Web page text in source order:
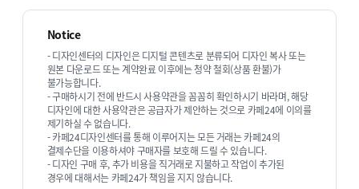
더해줍니다. 마치 살아 있는 듯한 움직임이 디자인에
특별한 포인트가 되어주죠.
변경도 가능하니,쇼핑몰에 개성을 담아보세요.
깔끔한 디자인
Notice
- 디자인센터의 디자인은 디지털 콘텐츠로 분류되어 디자인 복사 또는
원본 다운로드 또는 계약완료 이후에는 청약 철회(상품 환불)가
불가능합니다.
- 구매하시기 전에 반드시 사용약관을 꼼꼼히 확인하시기 바라며, 해당
디자인에 대한 사용약관은 공급자가 제안하는 것으로 카페24에 이의를
제기하실 수 없습니다.
- 카페24디자인센터를 통해 이루어지는 모든 거래는 카페24의
결제수단을 이용하셔야 구매자를 보호해 드릴 수 있습니다.
- 디자인 구매 후, 추가 비용을 직거래로 지불하고 작업이 추가된
경우에 대해서는 카페24가 책임을 지지 않습니다.